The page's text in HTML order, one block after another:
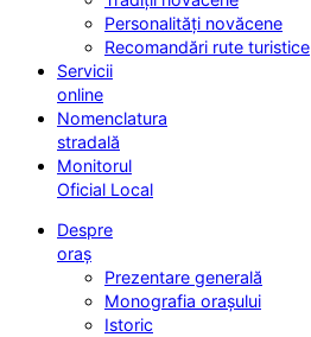
Personalități novăcene
Recomandări rute turistice
Servicii
online
Nomenclatura
stradală
Monitorul
Oficial Local
Despre
oraș
Prezentare generală
Monografia orașului
Istoric